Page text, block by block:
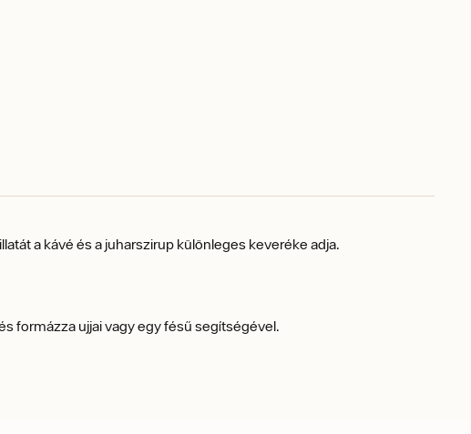
a kávé és a juharszirup különleges keveréke adja.
formázza ujjai vagy egy fésű segítségével.